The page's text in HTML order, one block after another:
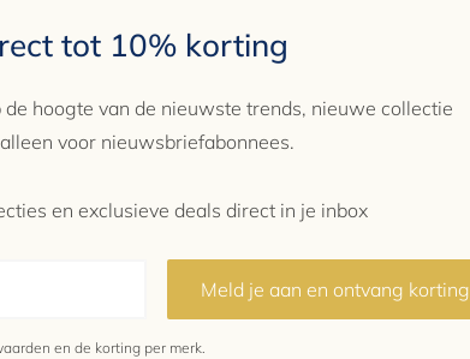
tot 10% korting
hoogte van de nieuwste trends, nieuwe collectie
voor nieuwsbriefabonnees.
en exclusieve deals direct in je inbox
Meld je aan en ontvang korting
en de korting per merk.